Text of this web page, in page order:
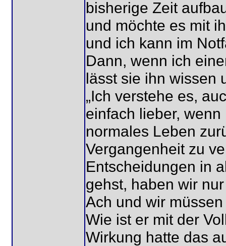
bisherige Zeit
und möchte es mit
und ich kann im
Dann, wenn ich
lässt sie ihn wissen
„Ich verstehe es,
einfach lieber,
normales Leben
Vergangenheit zu
Entscheidungen in
gehst, haben wir
Ach und wir
Wie ist er mit der
Wirkung hatte das